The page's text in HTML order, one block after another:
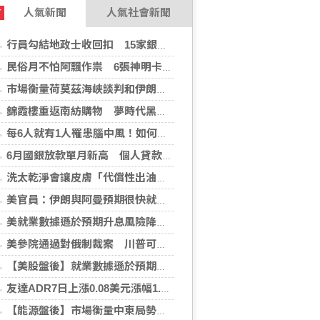
人氣新聞 人氣社會新聞
行員勾結地政士收回扣 15家銀行60多人涉案
民俗月不怕阿飄作祟 6張神明卡護佑平安
市場衡量荷莫茲海峽談判和伊朗局勢 油價走高
錦霞樓重返南紡購物 夢時代黑毛屋新開張
每6人就有1人罹患腦中風！如何預防中風？危險因子與治療新進展
6月國銀放款單月新高 個人貸款暴增2575億
洗太乾淨會讓皮膚「代償性出油」？2招擺脫外油內乾的穩膚對策
美官員：伊朗與阿曼預期很快就荷莫茲海峽達成協議
美就業數據遜於預期升息風險降低 美股收紅
美參院通過對俄制裁案 川普可課俄商品最高500%關稅
【美股盤後】就業數據遜於預期升息風險降 收紅
友達ADR7日上漲0.08美元漲幅1.06%折台股24.70元
【能源盤後】市場衡量中東局勢 油價走高